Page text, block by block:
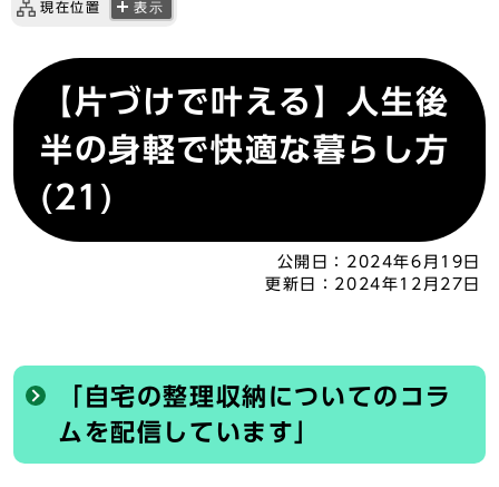
現在位置 表示
【片づけで叶える】人生後
半の身軽で快適な暮らし方
(21)
公開日： 2024年6月19日
更新日： 2024年12月27日
「自宅の整理収納についてのコラ
ムを配信しています」